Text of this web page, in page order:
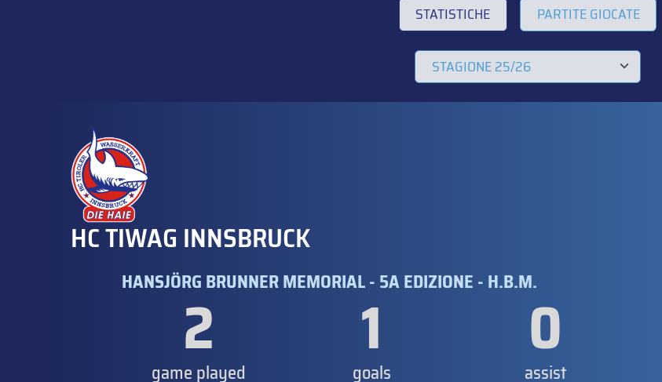
STATISTICHE PARTITE GIOCATE
HC TIWAG INNSBRUCK
HANSJÖRG BRUNNER MEMORIAL - 5A EDIZIONE - H.B.M.
2
game played 1
goals 0
assist